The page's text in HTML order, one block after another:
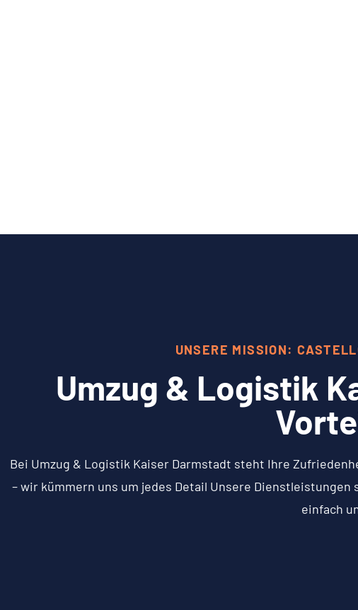
UNSERE MISSION:
Umzug & Logistik
Bei Umzug & Logistik Kaiser Darmstadt steht Ihre
– wir kümmern uns um jedes Detail Unsere
einfach